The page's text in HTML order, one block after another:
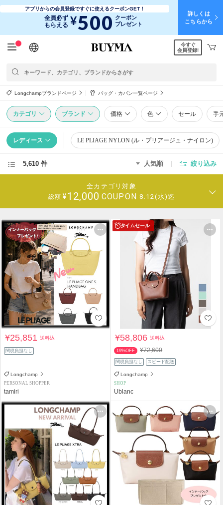
アプリからの会員登録ですぐに使えるクーポンGET！
全員必ず
もらえる ¥500 クーポン
プレゼント
詳しくは
こちらから
日本語
English
简体中文
繁體中文
今すぐ
会員登録!
Longchampブランドページ バッグ・カバン一覧ページ
カテゴリ ブランド 価格 色 セール 手
レディース LE PLIAGE NYLON (ル・プリアージュ・ナイロン)
5,610 件 人気順 絞り込み
全カテゴリ対象
総額 ¥12,000 COUPON 8.12(水)迄
¥25,851送料込
関税負担なし
Longchamp
PERSONAL SHOPPER
tamiri
タイムセール
¥58,806送料込
19%OFF ¥72,600
関税負担なし スピード配送
Longchamp
SHOP
Ublanc